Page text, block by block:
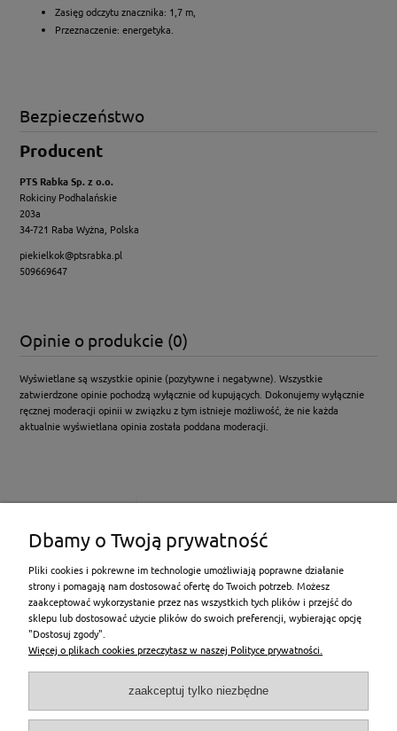
Zasięg odczytu znacznika: 1,7 m,
Przeznaczenie: energetyka.
Bezpieczeństwo
Producent
PTS Rabka Sp. z o.o.
Rokiciny Podhalańskie
203a
34-721 Raba Wyżna, Polska
piekielkok@ptsrabka.pl
509669647
Opinie o produkcie (0)
Wyświetlane są wszystkie opinie (pozytywne i negatywne). Wszystkie
zatwierdzone opinie pochodzą wyłącznie od kupujących. Dokonujemy wyłącznie
ręcznej moderacji opinii w związku z tym istnieje możliwość, że nie każda
aktualnie wyświetlana opinia została poddana moderacji.
Płatności i dostawa
Dbamy o Twoją prywatność
Pliki cookies i pokrewne im technologie umożliwiają poprawne działanie
strony i pomagają nam dostosować ofertę do Twoich potrzeb. Możesz
zaakceptować wykorzystanie przez nas wszystkich tych plików i przejść do
sklepu lub dostosować użycie plików do swoich preferencji, wybierając opcję
"Dostosuj zgody".
Więcej o plikach cookies przeczytasz w naszej Polityce prywatności.
zaakceptuj tylko niezbędne